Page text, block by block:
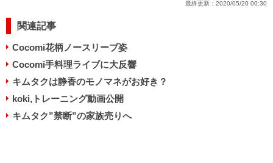
最終更新： 2020/05/20 00:30
関連記事
Cocomi花柄ノースリーブ姿
Cocomi手料理ライブに大反響
キムタクは静香のモノマネがお好き？
koki,トレーニング動画公開
キムタク”禁断”の家族売りへ